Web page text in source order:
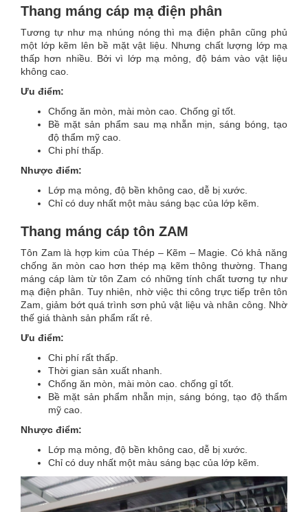
Thang máng cáp mạ điện phân
Tương tự như mạ nhúng nóng thì mạ điện phân cũng phủ
một lớp kẽm lên bề mặt vật liệu. Nhưng chất lượng lớp mạ
thấp hơn nhiều. Bởi vì lớp mạ mỏng, độ bám vào vật liệu
không cao.
Ưu điểm:
Chống ăn mòn, mài mòn cao. Chống gỉ tốt.
Bề mặt sản phẩm sau mạ nhẵn mịn, sáng bóng, tạo
độ thẩm mỹ cao.
Chi phí thấp.
Nhược điểm:
Lớp mạ mỏng, độ bền không cao, dễ bị xước.
Chỉ có duy nhất một màu sáng bạc của lớp kẽm.
Thang máng cáp tôn ZAM
Tôn Zam là hợp kim của Thép – Kẽm – Magie. Có khả năng
chống ăn mòn cao hơn thép mạ kẽm thông thường. Thang
máng cáp làm từ tôn Zam có những tính chất tương tự như
mạ điện phân. Tuy nhiên, nhờ việc thi công trực tiếp trên tôn
Zam, giảm bớt quá trình sơn phủ vật liệu và nhân công. Nhờ
thế giá thành sản phẩm rất rẻ.
Ưu điểm:
Chi phí rất thấp.
Thời gian sản xuất nhanh.
Chống ăn mòn, mài mòn cao. chống gỉ tốt.
Bề mặt sản phẩm nhẵn mịn, sáng bóng, tạo độ thẩm
mỹ cao.
Nhược điểm:
Lớp mạ mỏng, độ bền không cao, dễ bị xước.
Chỉ có duy nhất một màu sáng bạc của lớp kẽm.